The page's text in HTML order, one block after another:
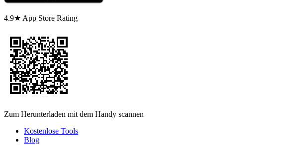
4.9★ App Store Rating
Zum Herunterladen mit dem Handy scannen
Kostenlose Tools
Blog